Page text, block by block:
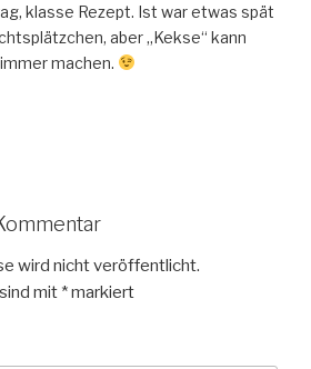
klasse Rezept. Ist war etwas spät
aber „Kekse“ kann
machen.
wird nicht veröffentlicht.
mit *markiert